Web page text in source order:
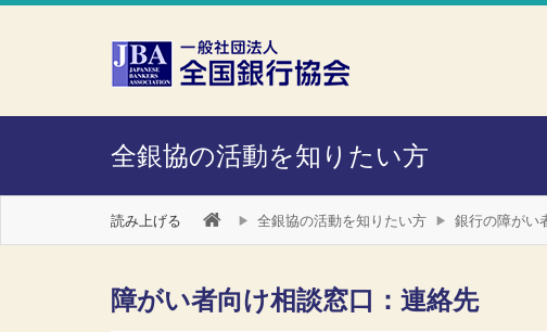
本文へスキップ
全銀協の活動を知りたい方
読み上げる 全銀協の活動を知りたい方 銀行の障がい
障がい者向け相談窓口：連絡先